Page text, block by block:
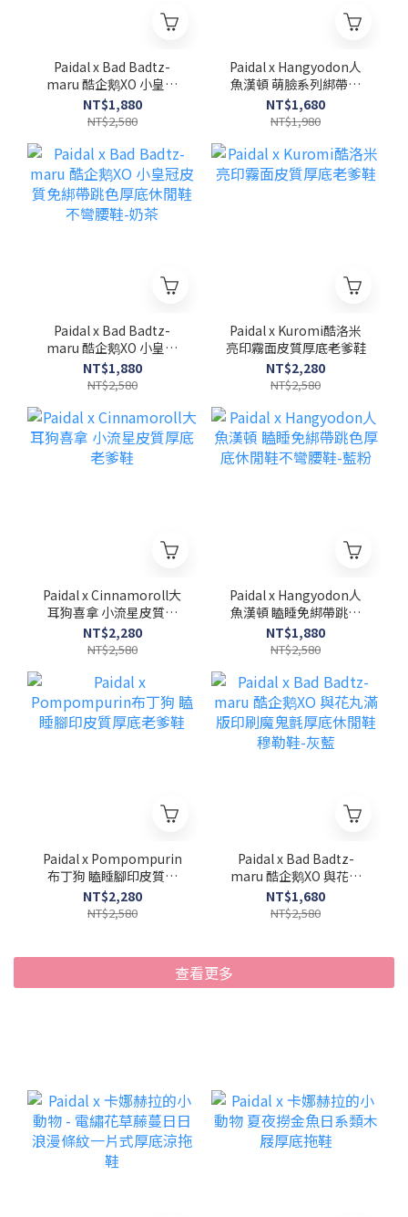
Paidal x Bad Badtz-
maru 酷企鹅XO 小皇冠
皮質免綁帶厚底休閒鞋不
彎腰鞋-小白鞋
NT$1,880
NT$2,580
Paidal x Hangyodon人
魚漢頓 萌臉系列綁帶帆
布鞋餅乾鞋
NT$1,680
NT$1,980
Paidal x Bad Badtz-
maru 酷企鹅XO 小皇冠
皮質免綁帶跳色厚底休閒
鞋不彎腰鞋-奶茶
NT$1,880
NT$2,580
Paidal x Kuromi酷洛米
亮印霧面皮質厚底老爹鞋
NT$2,280
NT$2,580
Paidal x Cinnamoroll大
耳狗喜拿 小流星皮質厚
底老爹鞋
NT$2,280
NT$2,580
Paidal x Hangyodon人
魚漢頓 瞌睡免綁帶跳色
厚底休閒鞋不彎腰鞋-藍
粉
NT$1,880
NT$2,580
Paidal x Pompompurin
布丁狗 瞌睡腳印皮質厚
底老爹鞋
NT$2,280
NT$2,580
Paidal x Bad Badtz-
maru 酷企鹅XO 與花丸
滿版印刷魔鬼氈厚底休閒
鞋穆勒鞋-灰藍
NT$1,680
NT$2,580
查看更多